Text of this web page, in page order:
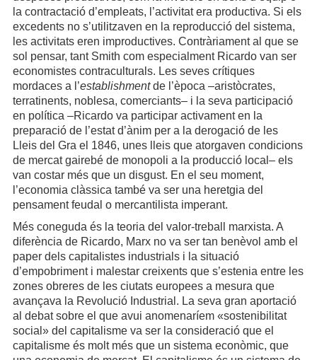
la contractació d’empleats, l’activitat era productiva. Si els
excedents no s’utilitzaven en la reproducció del sistema,
les activitats eren improductives. Contràriament al que se
sol pensar, tant Smith com especialment Ricardo van ser
economistes contraculturals. Les seves crítiques
mordaces a l’establishmentde l’època –aristòcrates,
terratinents, noblesa, comerciants– i la seva participació
en política –Ricardo va participar activament en la
preparació de l’estat d’ànim per a la derogació de les
Lleis del Gra el 1846, unes lleis que atorgaven condicions
de mercat gairebé de monopoli a la producció local– els
van costar més que un disgust. En el seu moment,
l’economia clàssica també va ser una heretgia del
pensament feudal o mercantilista imperant.
Més coneguda és la teoria del valor-treball marxista. A
diferència de Ricardo, Marx no va ser tan benèvol amb el
paper dels capitalistes industrials i la situació
d’empobriment i malestar creixents que s’estenia entre les
zones obreres de les ciutats europees a mesura que
avançava la Revolució Industrial. La seva gran aportació
al debat sobre el que avui anomenaríem «sostenibilitat
social» del capitalisme va ser la consideració que el
capitalisme és molt més que un sistema econòmic, que